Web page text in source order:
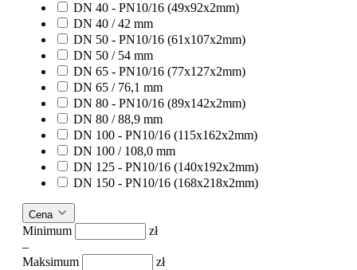
DN 40 - PN10/16 (49x92x2mm)
DN 40 / 42 mm
DN 50 - PN10/16 (61x107x2mm)
DN 50 / 54 mm
DN 65 - PN10/16 (77x127x2mm)
DN 65 / 76,1 mm
DN 80 - PN10/16 (89x142x2mm)
DN 80 / 88,9 mm
DN 100 - PN10/16 (115x162x2mm)
DN 100 / 108,0 mm
DN 125 - PN10/16 (140x192x2mm)
DN 150 - PN10/16 (168x218x2mm)
Cena
Minimum
zł
–
Maksimum
zł